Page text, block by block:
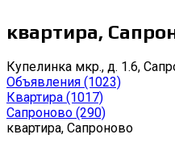
квартира,
Купелинка мкр., д. 1.6,
Объявления (1023)
Квартира (1017)
Сапроново (290)
квартира, Сапроново